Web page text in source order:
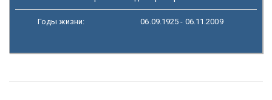
Годы жизни: 06.09.1925 - 06.11.2009